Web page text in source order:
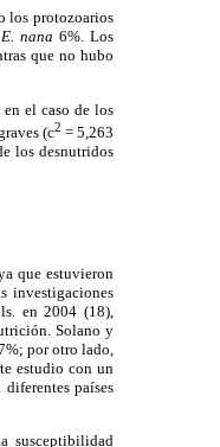
los protozoarios
E. nana 6%. Los
que no hubo
en el caso de los
(c2 = 5,263
los desnutridos
que estuvieron
investigaciones
en 2004 (18),
Solano y
por otro lado,
estudio con un
países
susceptibilidad